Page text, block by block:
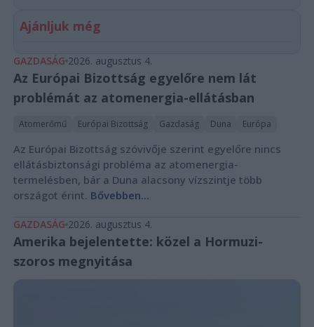
Ajánljuk még
GAZDASÁG 2026. augusztus 4.
Az Európai Bizottság egyelőre nem lát
problémát az atomenergia-ellátásban
Atomerőmű Európai Bizottság Gazdaság Duna Európa
Az Európai Bizottság szóvivője szerint egyelőre nincs
ellátásbiztonsági probléma az atomenergia-
termelésben, bár a Duna alacsony vízszintje több
országot érint. Bővebben...
GAZDASÁG 2026. augusztus 4.
Amerika bejelentette: közel a Hormuzi-
szoros megnyitása